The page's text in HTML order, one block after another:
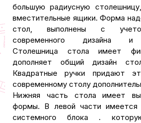
большую радиусную
вместительные ящики. Форма
стол, выполнены с
современного дизайна и
Столешница стола имеет
дополняет общий дизайн
Квадратные ручки придают
современному столу
Нижняя часть стола имеет
формы. В левой части имеется
системного блока .